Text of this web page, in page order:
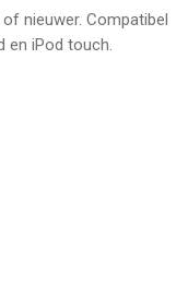
FZ is een app
versie 13.0 of hoger,
vanaf
het laatst
nieuwer. Compatibel
en iPod touch.